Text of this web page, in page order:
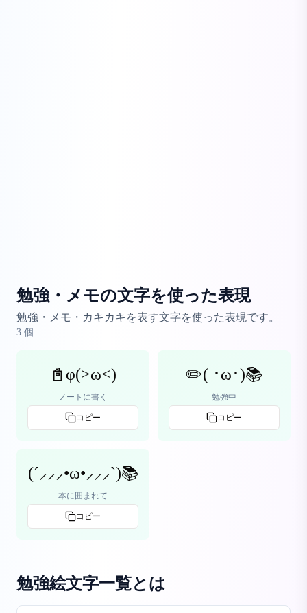
勉強・メモの文字を使った表現
勉強・メモ・カキカキを表す文字を使った表現です。
3 個
📓φ(>ω<)
ノートに書く
コピー
✏️( ･ω･)📚
勉強中
コピー
(´⸝⸝⸝•ω•⸝⸝⸝`)📚
本に囲まれて
コピー
勉強絵文字一覧とは